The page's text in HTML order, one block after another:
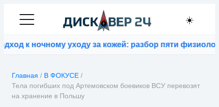
☀️
к ночному уходу за кожей: разбор пяти
Главная / В ФОКУСЕ /
Тела погибших под Артемовском боевиков ВСУ перевозят
на хранение в Польшу